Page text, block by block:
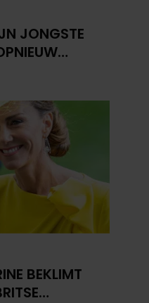
JONGSTE
BEKLIMT